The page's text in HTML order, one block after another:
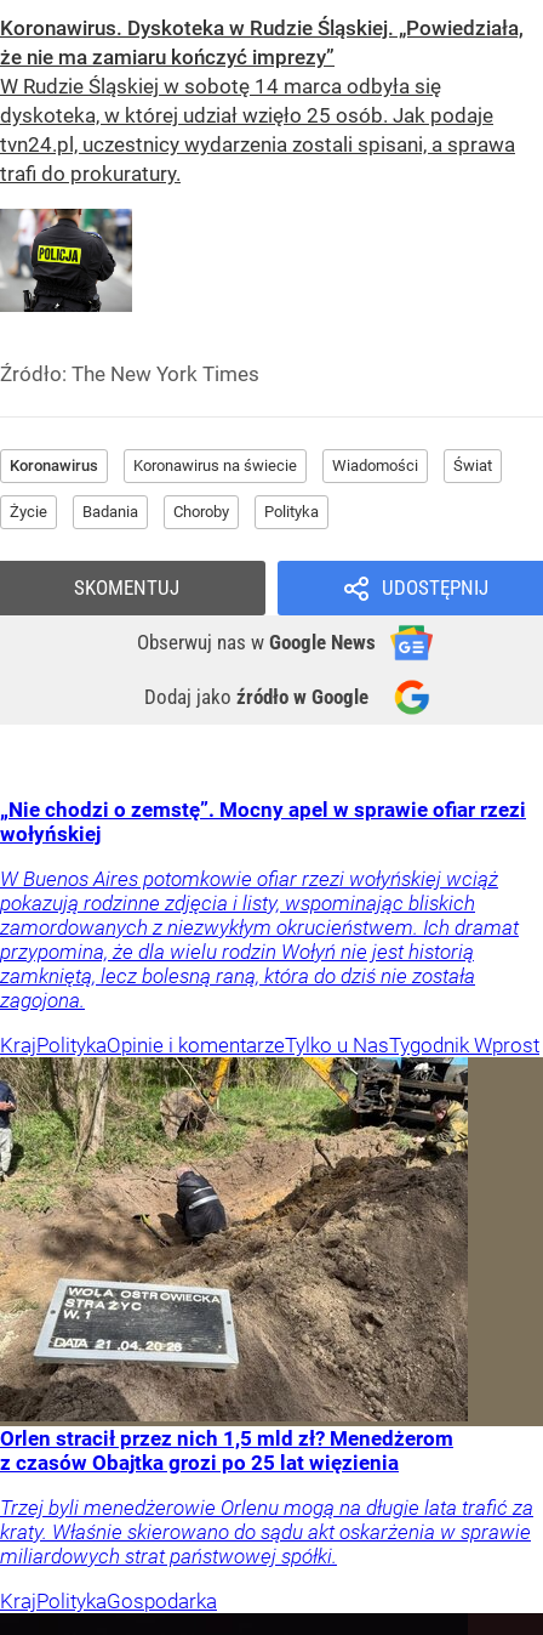
Koronawirus. Dyskoteka w Rudzie Śląskiej. „Powiedziała,
że nie ma zamiaru kończyć imprezy”
W Rudzie Śląskiej w sobotę 14 marca odbyła się
dyskoteka, w której udział wzięło 25 osób. Jak podaje
tvn24.pl, uczestnicy wydarzenia zostali spisani, a sprawa
trafi do prokuratury.
Źródło: The New York Times
Koronawirus Koronawirus na świecie Wiadomości Świat
Życie Badania Choroby Polityka
UDOSTĘPNIJ
Obserwuj nas w Google News
Dodaj jako źródło w Google
SKOMENTUJ
„Nie chodzi o zemstę”. Mocny apel w sprawie ofiar rzezi
wołyńskiej
W Buenos Aires potomkowie ofiar rzezi wołyńskiej wciąż
pokazują rodzinne zdjęcia i listy, wspominając bliskich
zamordowanych z niezwykłym okrucieństwem. Ich dramat
przypomina, że dla wielu rodzin Wołyń nie jest historią
zamkniętą, lecz bolesną raną, która do dziś nie została
zagojona.
KrajPolitykaOpinie i komentarzeTylko u NasTygodnik Wprost
Orlen stracił przez nich 1,5 mld zł? Menedżerom
z czasów Obajtka grozi po 25 lat więzienia
Trzej byli menedżerowie Orlenu mogą na długie lata trafić za
kraty. Właśnie skierowano do sądu akt oskarżenia w sprawie
miliardowych strat państwowej spółki.
KrajPolitykaGospodarka